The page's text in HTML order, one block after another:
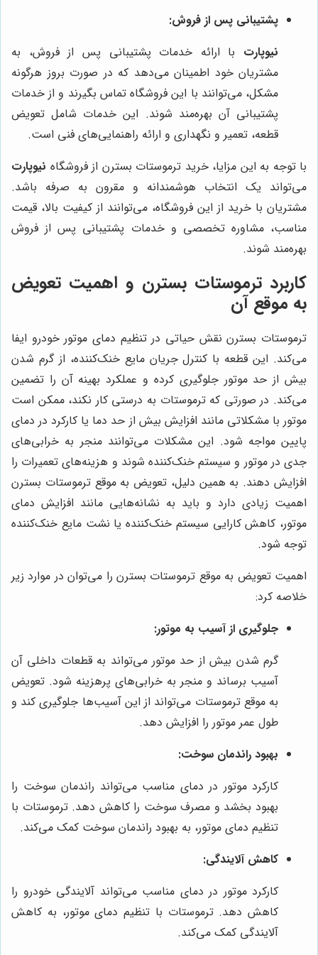
پشتیبانی پس از فروش:
نیوپارت با ارائه خدمات پشتیبانی پس از فروش، به
مشتریان خود اطمینان می‌دهد که در صورت بروز هرگونه
مشکل، می‌توانند با این فروشگاه تماس بگیرند و از خدمات
پشتیبانی آن بهره‌مند شوند. این خدمات شامل تعویض
قطعه، تعمیر و نگهداری و ارائه راهنمایی‌های فنی است.
با توجه به این مزایا، خرید ترموستات بسترن از فروشگاه نیوپارت
می‌تواند یک انتخاب هوشمندانه و مقرون به صرفه باشد.
مشتریان با خرید از این فروشگاه، می‌توانند از کیفیت بالا، قیمت
مناسب، مشاوره تخصصی و خدمات پشتیبانی پس از فروش
بهره‌مند شوند.
کاربرد ترموستات بسترن و اهمیت تعویض
به موقع آن
ترموستات بسترن نقش حیاتی در تنظیم دمای موتور خودرو ایفا
می‌کند. این قطعه با کنترل جریان مایع خنک‌کننده، از گرم شدن
بیش از حد موتور جلوگیری کرده و عملکرد بهینه آن را تضمین
می‌کند. در صورتی که ترموستات به درستی کار نکند، ممکن است
موتور با مشکلاتی مانند افزایش بیش از حد دما یا کارکرد در دمای
پایین مواجه شود. این مشکلات می‌توانند منجر به خرابی‌های
جدی در موتور و سیستم خنک‌کننده شوند و هزینه‌های تعمیرات را
افزایش دهند. به همین دلیل، تعویض به موقع ترموستات بسترن
اهمیت زیادی دارد و باید به نشانه‌هایی مانند افزایش دمای
موتور، کاهش کارایی سیستم خنک‌کننده یا نشت مایع خنک‌کننده
توجه شود.
اهمیت تعویض به موقع ترموستات بسترن را می‌توان در موارد زیر
خلاصه کرد:
جلوگیری از آسیب به موتور:
گرم شدن بیش از حد موتور می‌تواند به قطعات داخلی آن
آسیب برساند و منجر به خرابی‌های پرهزینه شود. تعویض
به موقع ترموستات می‌تواند از این آسیب‌ها جلوگیری کند و
طول عمر موتور را افزایش دهد.
بهبود راندمان سوخت:
کارکرد موتور در دمای مناسب می‌تواند راندمان سوخت را
بهبود بخشد و مصرف سوخت را کاهش دهد. ترموستات با
تنظیم دمای موتور، به بهبود راندمان سوخت کمک می‌کند.
کاهش آلایندگی:
کارکرد موتور در دمای مناسب می‌تواند آلایندگی خودرو را
کاهش دهد. ترموستات با تنظیم دمای موتور، به کاهش
آلایندگی کمک می‌کند.